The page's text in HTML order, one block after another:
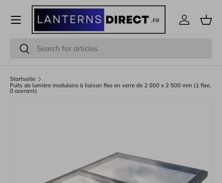
Direkt zum Inhalt
Suchen
Suchen
Einloggen
Menü
Startseite
Puits de lumière modulaire à liaison fixe en verre de 2 000 x 2 500 mm (1 fixe,
0 ouvrant)